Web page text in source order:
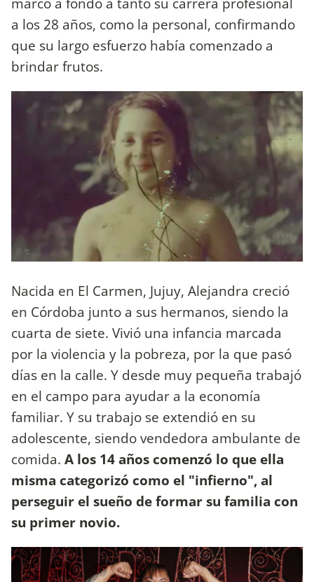
a los 28 años, como la personal, confirmando
que su largo esfuerzo había comenzado a
brindar frutos.
Nacida en El Carmen, Jujuy, Alejandra creció
en Córdoba junto a sus hermanos, siendo la
cuarta de siete. Vivió una infancia marcada
por la violencia y la pobreza, por la que pasó
días en la calle. Y desde muy pequeña trabajó
en el campo para ayudar a la economía
familiar. Y su trabajo se extendió en su
adolescente, siendo vendedora ambulante de
comida. A los 14 años comenzó lo que ella
misma categorizó como el "infierno", al
perseguir el sueño de formar su familia con
su primer novio.